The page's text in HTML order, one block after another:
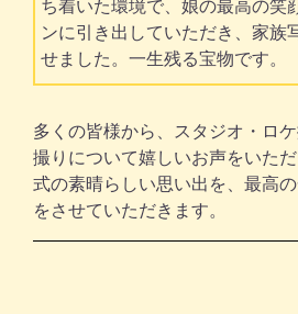
ち着いた環境で、娘の最高の笑
ンに引き出していただき、家族
せました。一生残る宝物です。
多くの皆様から、スタジオ・ロ
撮りについて嬉しいお声をいた
式の素晴らしい思い出を、最高
をさせていただきます。